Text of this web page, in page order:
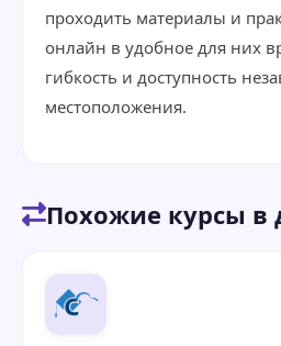
проходить материалы и
онлайн в удобное для них
гибкость и доступность
местоположения.
Похожие курсы в